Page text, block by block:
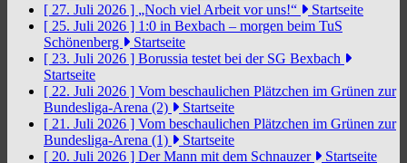
[ 27. Juli 2026 ] „Noch viel Arbeit vor uns!“
Startseite
[ 25. Juli 2026 ] 1:0 in Bexbach – morgen beim TuS
Schönenberg
Startseite
[ 23. Juli 2026 ] Borussia testet bei der SG Bexbach
Startseite
[ 22. Juli 2026 ] Vom beschaulichen Plätzchen im Grünen zur
Bundesliga-Arena (2)
Startseite
[ 21. Juli 2026 ] Vom beschaulichen Plätzchen im Grünen zur
Bundesliga-Arena (1)
Startseite
[ 20. Juli 2026 ] Der Mann mit dem Schnauzer
Startseite